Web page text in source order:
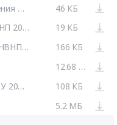
Т25 Условия и порядок проведения двухэтапного тендера 2018 НВНП
46 КБ
Т25 Расчет пороговой цены НВНП 2018
19 КБ
Т25 Квалификационная анкета НВНП 2018
166 КБ
12.68 МБ
Т25 ИНСТРУКЦИЯ ПРЕТЕНДЕНТУ 2018 НВНП
108 КБ
5.2 МБ